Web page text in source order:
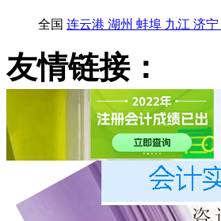
全国 连云港 湖州 蚌埠 九江 济宁
友情链接：